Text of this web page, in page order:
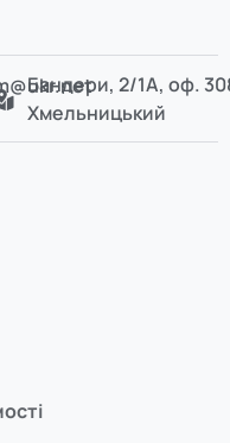
Бандери, 2/1А, оф.
Хмельницький